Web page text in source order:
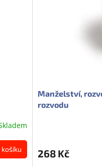
košíku
Manželství,
rozvodu
268 Kč